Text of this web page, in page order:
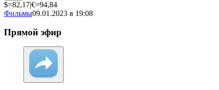
$=82,17|€=94,84
Фильмы09.01.2023 в 19:08
Прямой эфир